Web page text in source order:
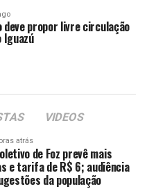
deve propor livre circulação
Iguazú
VIDEOS
atrás
de Foz prevê mais
e tarifa de R$ 6; audiência
da população